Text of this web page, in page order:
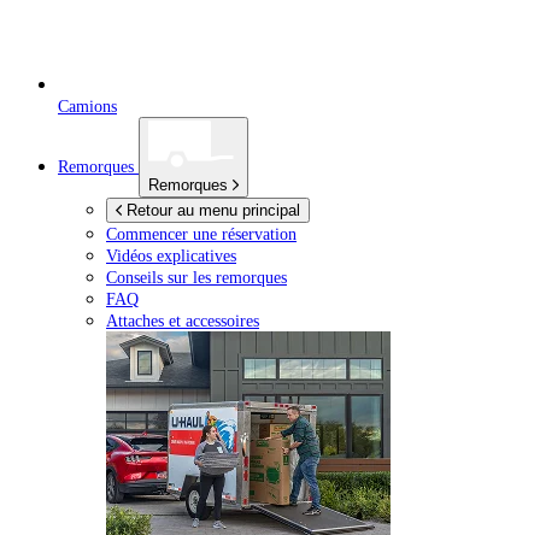
Camions
Remorques
Remorques
Retour au menu principal
Commencer une réservation
Vidéos explicatives
Conseils sur les remorques
FAQ
Attaches et accessoires